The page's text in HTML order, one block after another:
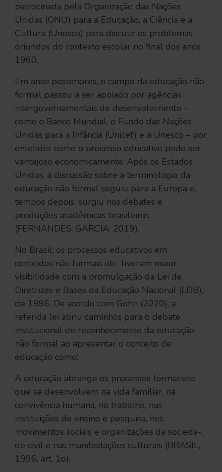
patrocinada pela Organização das Nações
Unidas (ONU) para a Educação, a Ciência e a
Cultura (Unesco) para discutir os problemas
oriundos do contexto escolar no final dos anos
1960.
Em anos posteriores, o campo da educação não
formal passou a ser apoiado por agências
intergovernamentais de desenvolvimento –
como o Banco Mundial, o Fundo das Nações
Unidas para a Infância (Unicef) e a Unesco – por
entender como o processo educativo pode ser
vantajoso economicamente. Após os Estados
Unidos, a discussão sobre a terminologia da
educação não formal seguiu para a Europa e,
tempos depois, surgiu nos debates e
produções acadêmicas brasileiros
(FERNANDES; GARCIA; 2019).
No Brasil, os processos educativos em
contextos não formais ob- tiveram maior
visibilidade com a promulgação da Lei de
Diretrizes e Bases da Educação Nacional (LDB),
de 1996. De acordo com Gohn (2020), a
referida lei abriu caminhos para o debate
institucional de reconhecimento da educação
não formal ao apresentar o conceito de
educação como:
A educação abrange os processos formativos
que se desenvolvem na vida familiar, na
convivência humana, no trabalho, nas
instituições de ensino e pesquisa, nos
movimentos sociais e organizações da socieda-
de civil e nas manifestações culturais (BRASIL,
1996, art. 1o).